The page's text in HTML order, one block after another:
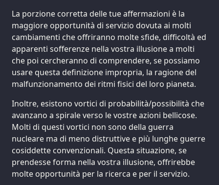
La porzione corretta delle tue affermazioni è la
maggiore opportunità di servizio dovuta ai molti
cambiamenti che offriranno molte sfide, difficoltà ed
apparenti sofferenze nella vostra illusione a molti
che poi cercheranno di comprendere, se possiamo
usare questa definizione impropria, la ragione del
malfunzionamento dei ritmi fisici del loro pianeta.
Inoltre, esistono vortici di probabilità/possibilità che
avanzano a spirale verso le vostre azioni bellicose.
Molti di questi vortici non sono della guerra
nucleare ma di meno distruttive e più lunghe guerre
cosiddette convenzionali. Questa situazione, se
prendesse forma nella vostra illusione, offrirebbe
molte opportunità per la ricerca e per il servizio.